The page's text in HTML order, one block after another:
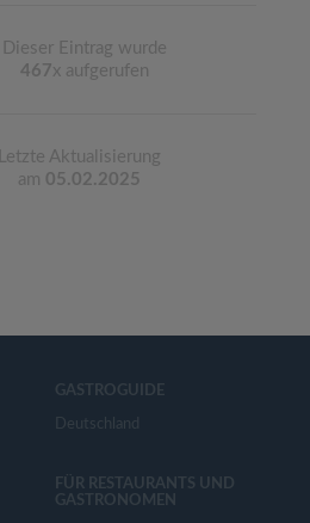
Dieser Eintrag wurde
467x aufgerufen
Letzte Aktualisierung
am 05.02.2025
GASTROGUIDE
Deutschland
FÜR RESTAURANTS UND
GASTRONOMEN